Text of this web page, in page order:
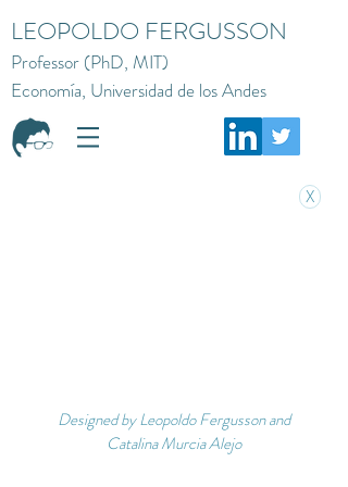
LEOPOLDO FERGUSSON
Professor (PhD, MIT)
Economía, Universidad de los Andes
X
Designed by Leopoldo Fergusson and
Catalina Murcia Alejo